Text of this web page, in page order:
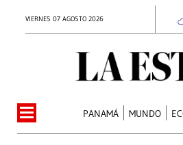
VIERNES 07 AGOSTO 2026
PANAMÁ MUNDO